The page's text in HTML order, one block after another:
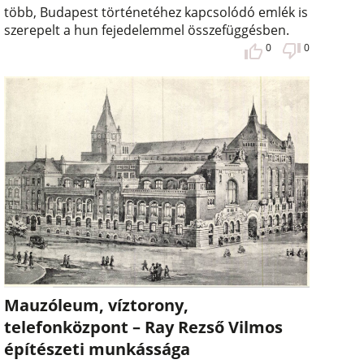
több, Budapest történetéhez kapcsolódó emlék is
szerepelt a hun fejedelemmel összefüggésben.
0 0
Mauzóleum, víztorony,
telefonközpont – Ray Rezső Vilmos
építészeti munkássága